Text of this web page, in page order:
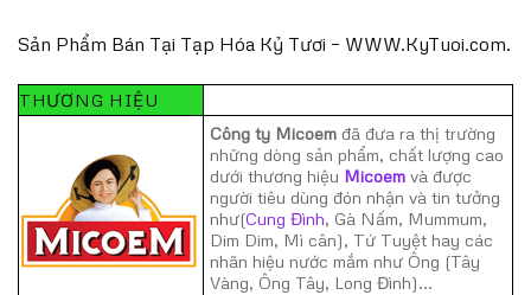
Sản Phẩm Bán Tại Tạp Hóa Kỷ Tươi – WWW.KyTuoi.com.
THƯƠNG HIỆU
Công ty Micoem đã đưa ra thị trường
những dòng sản phẩm, chất lượng cao
dưới thương hiệu Micoem và được
người tiêu dùng đón nhận và tin tưởng
như(Cung Đình, Gà Nấm, Mummum,
Dim Dim, Mì cân), Tứ Tuyệt hay các
nhãn hiệu nước mắm như Ông (Tây
Vàng, Ông Tây, Long Đình)...